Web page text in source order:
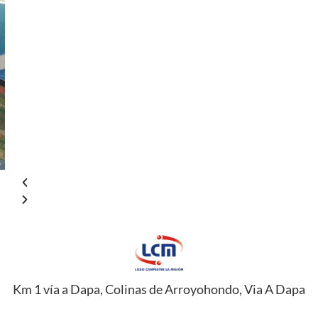
Km 1 vía a Dapa, Colinas de Arroyohondo, Via A Dapa